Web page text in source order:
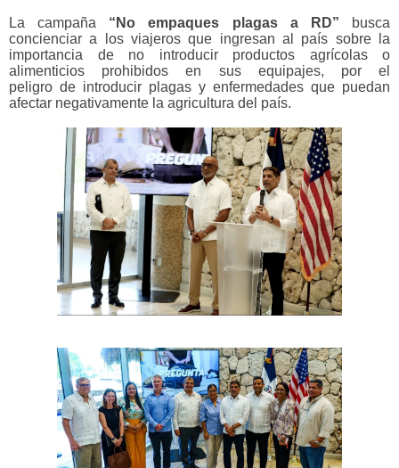
La campaña “No empaques plagas a RD” busca
concienciar a los viajeros que ingresan al país sobre la
importancia de no introducir productos agrícolas o
alimenticios prohibidos en sus equipajes, por el
peligro de introducir plagas y enfermedades que puedan
afectar negativamente la agricultura del país.